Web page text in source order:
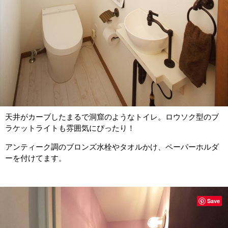
天井がカーブしたまるで洞窟のようなトイレ。ロウソク型のブ
ラケットライトも雰囲気にぴったり！
アンティーク調のブロンズ水栓やタオルかけ、ペーパーホルダ
ーを付けてます。
Save